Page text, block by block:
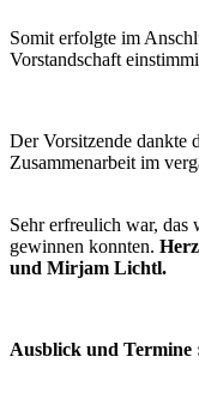
Somit erfolgte im
Vorstandschaft
Der Vorsitzende dankte
Zusammenarbeit im
Sehr erfreulich war,
gewinnen konnten.
und Mirjam Lichtl.
Ausblick und Termine